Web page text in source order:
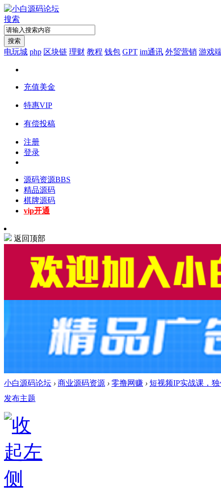
搜索
搜索
电玩城 php 区块链 理财 教程 钱包 GPT im通讯 外贸营销 游戏
充值美金
特惠VIP
有偿投稿
注册
登录
源码资源BBS
精品源码
棋牌源码
vip开通
返回顶部
小白源码论坛 › 商业源码资源 › 零撸网赚 › 短视频IP实战课，
发布主题